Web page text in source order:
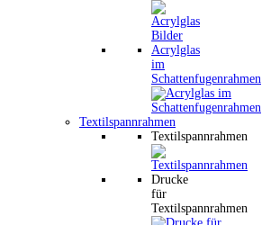
Acrylglas
im
Schattenfugenrahmen
Textilspannrahmen
Textilspannrahmen
Drucke
für
Textilspannrahmen